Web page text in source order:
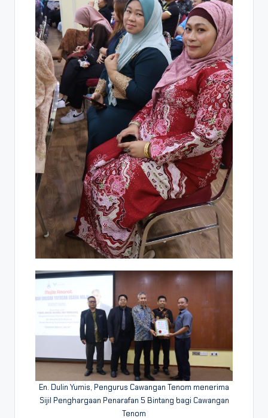
En. Dulin Yumis, Pengurus Cawangan Tenom menerima
Sijil Penghargaan Penarafan 5 Bintang bagi Cawangan
Tenom